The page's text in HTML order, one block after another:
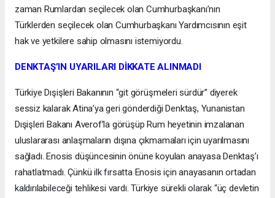
zaman Rumlardan seçilecek olan Cumhurbaşkanı’nın
Türklerden seçilecek olan Cumhurbaşkanı Yardımcısının eşit
hak ve yetkilere sahip olmasını istemiyordu.
DENKTAŞ’IN UYARILARI DİKKATE ALINMADI
Türkiye Dışişleri Bakanının “git görüşmeleri sürdür” diyerek
sessiz kalarak Atina’ya geri gönderdiği Denktaş, Yunanistan
Dışişleri Bakanı Averof’la görüşüp Rum heyetinin imzalanan
uluslararası anlaşmaların dışına çıkmamaları için uyarılmasını
sağladı. Enosis düşüncesinin önüne koyulan anayasa Denktaş’ı
rahatlatmadı. Çünkü ilk fırsatta Enosis için anayasanın ortadan
kaldırılabileceği tehlikesi vardı. Türkiye sürekli olarak “üç devletin